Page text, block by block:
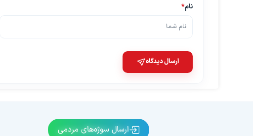
نام*
ارسال دیدگاه
ارسال سوژه‌های مردمی